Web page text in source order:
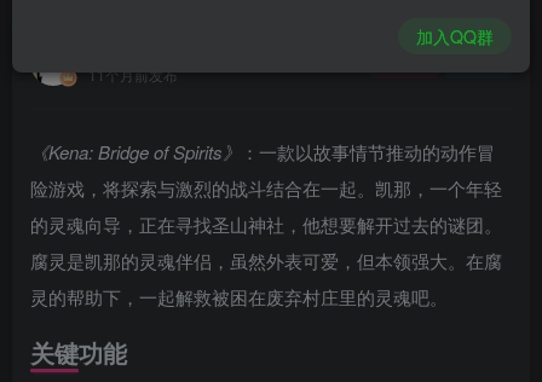
11个月前发布
《Kena: Bridge of Spirits》
：一款以故事情节推动的动作冒
险游戏，将探索与激烈的战斗结合在一起。凯那，一个年轻
的灵魂向导，正在寻找圣山神社，他想要解开过去的谜团。
腐灵是凯那的灵魂伴侣，虽然外表可爱，但本领强大。在腐
灵的帮助下，一起解救被困在废弃村庄里的灵魂吧。
关键功能
加入QQ群